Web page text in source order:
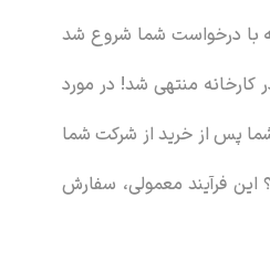
که با درخواست شما شروع شد
منتهی شد! در مورد
پس از خرید از شرکت شما
فرآیند معمولی، سفارش